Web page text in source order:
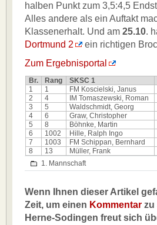
halben Punkt zum 3,5:4,5
Alles andere als ein Auftakt
Klassenerhalt. Und am 25.10.
Dortmund 2
ein richtigen
Zum Ergebnisportal
Br. Rang SKSC 1
1
1 FM Koscielski, Janus
2
4 IM Tomaszewski, Roman
3
5 Waldschmidt, Georg
4
6 Graw, Christopher
5
8 Böhnke, Martin
6
1002 Hille, Ralph Ingo
7
1003 FM Schippan, Bernhard
8
13 Müller, Frank
1. Mannschaft
Wenn Ihnen dieser Artikel
Zeit, um einen Kommentar zu
Herne-Sodingen freut sich